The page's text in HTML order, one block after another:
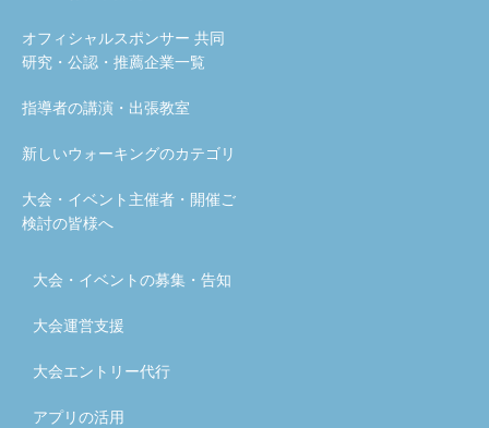
オフィシャルスポンサー 共同
研究・公認・推薦企業一覧
指導者の講演・出張教室
新しいウォーキングのカテゴリ
大会・イベント主催者・開催ご
検討の皆様へ
大会・イベントの募集・告知
大会運営支援
大会エントリー代行
アプリの活用